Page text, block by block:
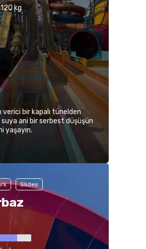
kg
verici bir kapalı tünelden
ani bir serbest düşüşün
yaşayın.
Slides